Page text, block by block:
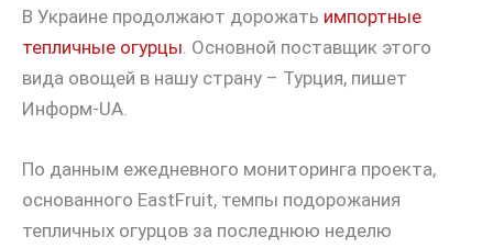
В Украине продолжают дорожать импортные
тепличные огурцы . Основной поставщик этого
вида овощей в нашу страну – Турция, пишет
Информ-UA.
По данным ежедневного мониторинга проекта,
основанного EastFruit, темпы подорожания
тепличных огурцов за последнюю неделю